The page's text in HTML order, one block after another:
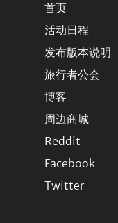
首页
活动日程
发布版本说明
旅行者公会
博客
周边商城
Reddit
Facebook
Twitter